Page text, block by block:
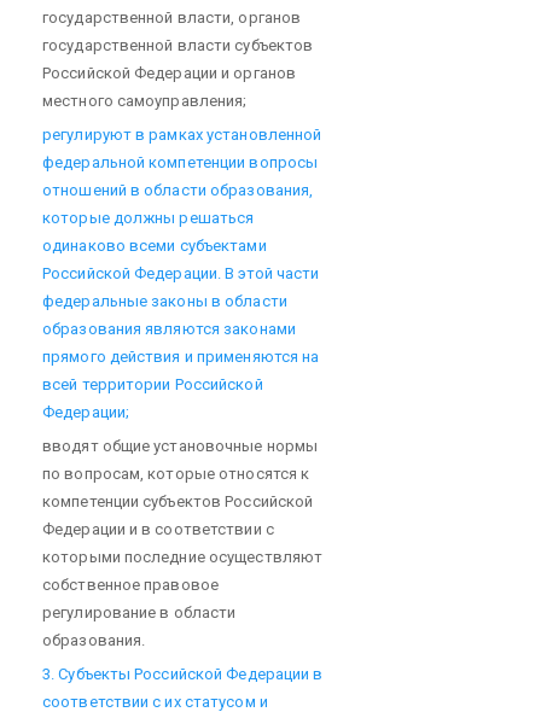
государственной власти, органов
государственной власти субъектов
Российской Федерации и органов
местного самоуправления;
регулируют в рамках установленной
федеральной компетенции вопросы
отношений в области образования,
которые должны решаться
одинаково всеми субъектами
Российской Федерации. В этой части
федеральные законы в области
образования являются законами
прямого действия и применяются на
всей территории Российской
Федерации;
вводят общие установочные нормы
по вопросам, которые относятся к
компетенции субъектов Российской
Федерации и в соответствии с
которыми последние осуществляют
собственное правовое
регулирование в области
образования.
3. Субъекты Российской Федерации в
соответствии с их статусом и